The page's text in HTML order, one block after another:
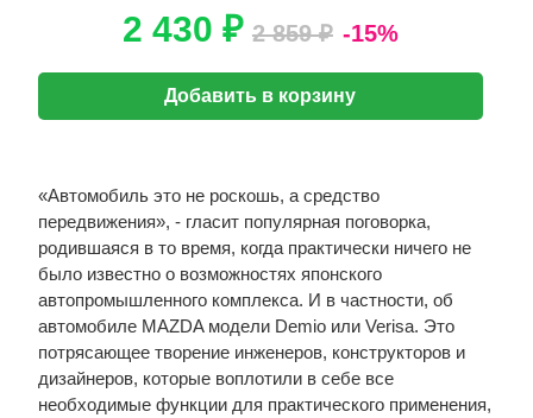
2 430 ₽ 2 859 ₽ -15%
Добавить в корзину
«Автомобиль это не роскошь, а средство
передвижения», - гласит популярная поговорка,
родившаяся в то время, когда практически ничего не
было известно о возможностях японского
автопромышленного комплекса. И в частности, об
автомобиле MAZDA модели Demio или Verisa. Это
потрясающее творение инженеров, конструкторов и
дизайнеров, которые воплотили в себе все
необходимые функции для практического применения,